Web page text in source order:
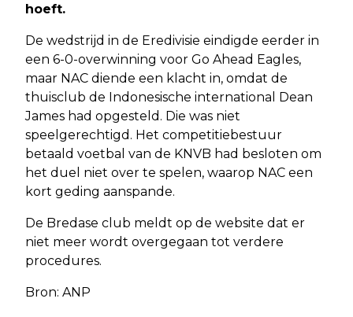
hoeft.
De wedstrijd in de Eredivisie eindigde eerder in
een 6-0-overwinning voor Go Ahead Eagles,
maar NAC diende een klacht in, omdat de
thuisclub de Indonesische international Dean
James had opgesteld. Die was niet
speelgerechtigd. Het competitiebestuur
betaald voetbal van de KNVB had besloten om
het duel niet over te spelen, waarop NAC een
kort geding aanspande.
De Bredase club meldt op de website dat er
niet meer wordt overgegaan tot verdere
procedures.
Bron: ANP